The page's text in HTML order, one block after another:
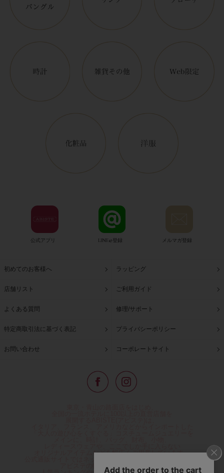
公式アプリ LINE@登録 メルマガ登録
初めてのお客様へ ラッピング
店舗リスト ご利用ガイド
よくある質問 修理/サポート
特定商取引法に基づく表記 プライバシーポリシー
お問い合わせ コーポレートサイト
オリジナルアイテムなどを幅広くご用意しています。
アビステの幅広い商品を取り揃え、